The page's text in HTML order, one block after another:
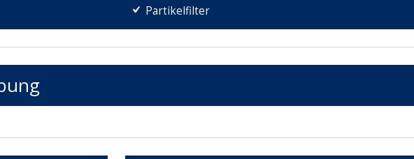
Partikelfilter